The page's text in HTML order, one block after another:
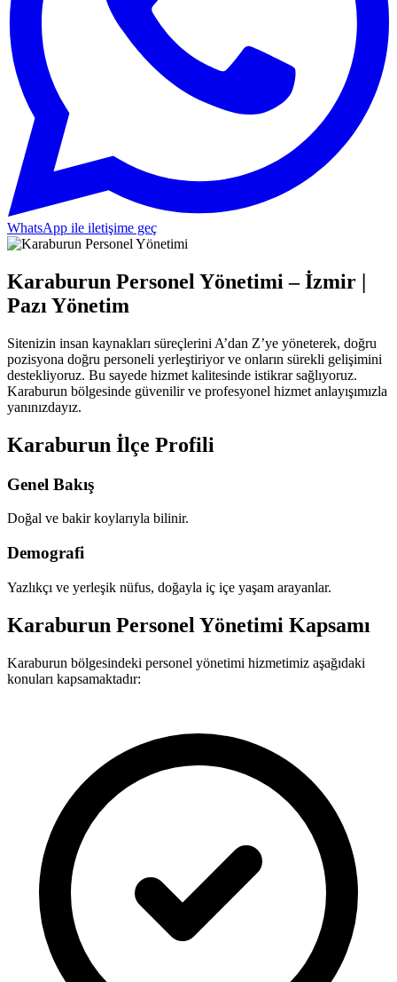
WhatsApp ile iletişime geç
Karaburun Personel Yönetimi – İzmir |
Pazı Yönetim
Sitenizin insan kaynakları süreçlerini A’dan Z’ye yöneterek, doğru
pozisyona doğru personeli yerleştiriyor ve onların sürekli gelişimini
destekliyoruz. Bu sayede hizmet kalitesinde istikrar sağlıyoruz.
Karaburun bölgesinde güvenilir ve profesyonel hizmet anlayışımızla
yanınızdayız.
Karaburun İlçe Profili
Genel Bakış
Doğal ve bakir koylarıyla bilinir.
Demografi
Yazlıkçı ve yerleşik nüfus, doğayla iç içe yaşam arayanlar.
Karaburun Personel Yönetimi Kapsamı
Karaburun bölgesindeki personel yönetimi hizmetimiz aşağıdaki
konuları kapsamaktadır: